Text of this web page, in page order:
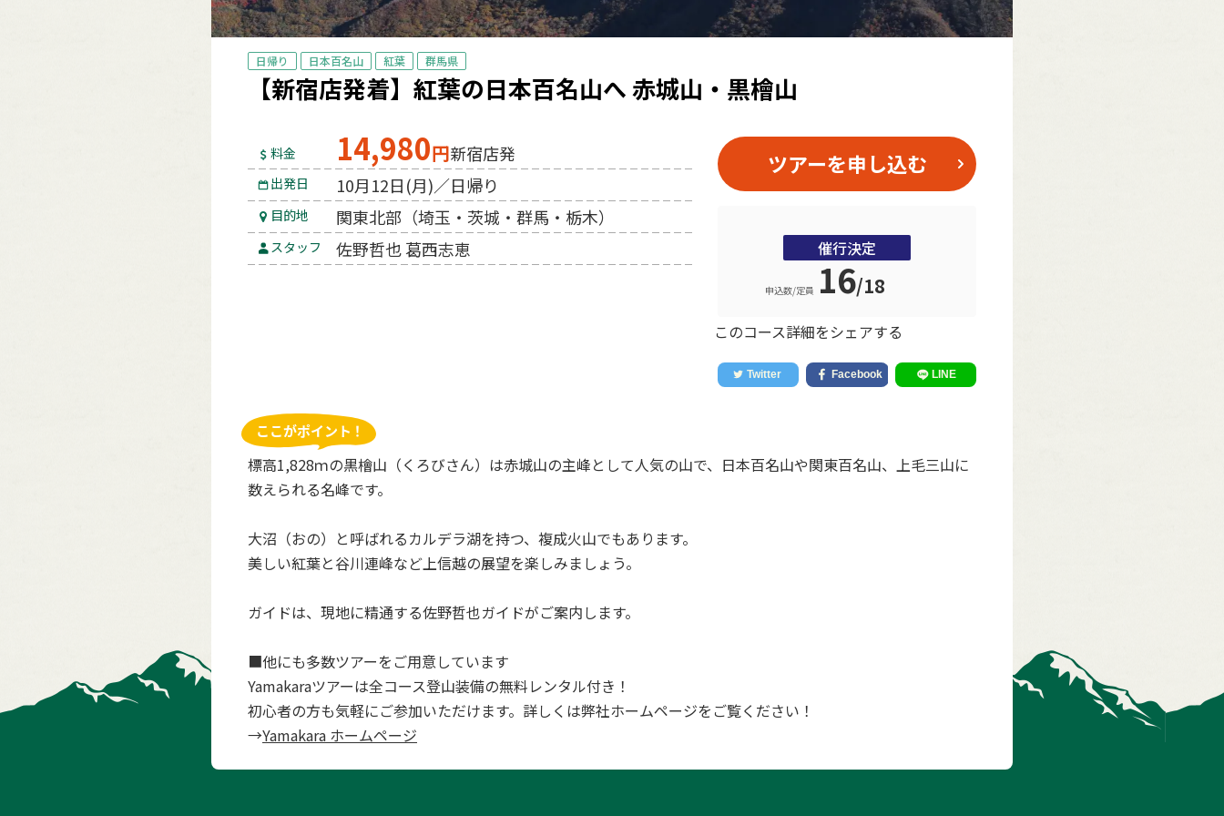
日帰り 日本百名山 紅葉 群馬県
【新宿店発着】紅葉の日本百名山へ 赤城山・黒檜山
料金 14,980円新宿店発
出発日 10月12日(月)／日帰り
目的地 関東北部（埼玉・茨城・群馬・栃木）
スタッフ 佐野哲也 葛西志恵
ツアーを申し込む
催行決定
申込数/定員 16/18
このコース詳細をシェアする
標高1,828ｍの黒檜山（くろびさん）は赤城山の主峰として人気の山で、日本百名山や関東百名山、上毛三山に
数えられる名峰です。
大沼（おの）と呼ばれるカルデラ湖を持つ、複成火山でもあります。
美しい紅葉と谷川連峰など上信越の展望を楽しみましょう。
ガイドは、現地に精通する佐野哲也ガイドがご案内します。
■他にも多数ツアーをご用意しています
Yamakaraツアーは全コース登山装備の無料レンタル付き！
初心者の方も気軽にご参加いただけます。詳しくは弊社ホームページをご覧ください！
→Yamakara ホームページ